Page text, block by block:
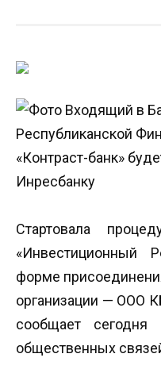
Стартовала
«Инвестиционный
форме
организации — ООО
сообщает
общественных